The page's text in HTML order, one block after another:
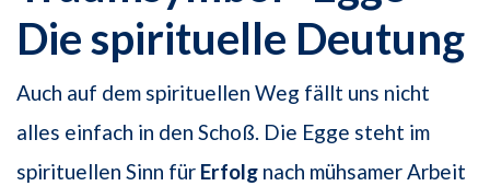
Die spirituelle Deutung
Auch auf dem spirituellen Weg fällt uns nicht
alles einfach in den Schoß. Die Egge steht im
spirituellen Sinn für Erfolg nach mühsamer Arbeit